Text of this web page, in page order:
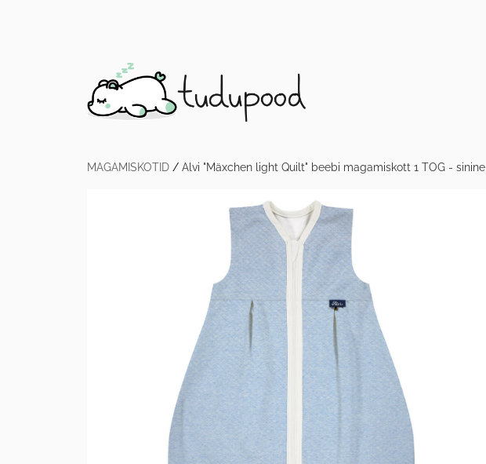
MAGAMISKOTID / Alvi "Mäxchen light Quilt" beebi magamiskott 1 TOG - sinine